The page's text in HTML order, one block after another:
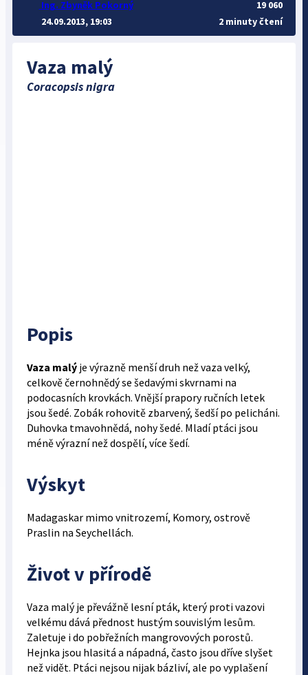
Vaza malý
Coracopsis nigra
Popis
Vaza malý je výrazně menší druh než vaza velký,
celkově černohnědý se šedavými skvrnami na
podocasních krovkách. Vnější prapory ručních letek
jsou šedé. Zobák rohovitě zbarvený, šedší po pelicháni.
Duhovka tmavohnědá, nohy šedé. Mladí ptáci jsou
méně výrazní než dospělí, více šedí.
Výskyt
Madagaskar mimo vnitrozemí, Komory, ostrově
Praslin na Seychellách.
Život v přírodě
Vaza malý je převážně lesní pták, který proti vazovi
velkému dává přednost hustým souvislým lesům.
Zaletuje i do pobřežních mangrovových porostů.
Hejnka jsou hlasitá a nápadná, často jsou dříve slyšet
než vidět. Ptáci nejsou nijak bázliví, ale po vyplašení
Ing. Zbyněk Pokorný
24.09.2013, 19:03
19 060
2 minuty čtení